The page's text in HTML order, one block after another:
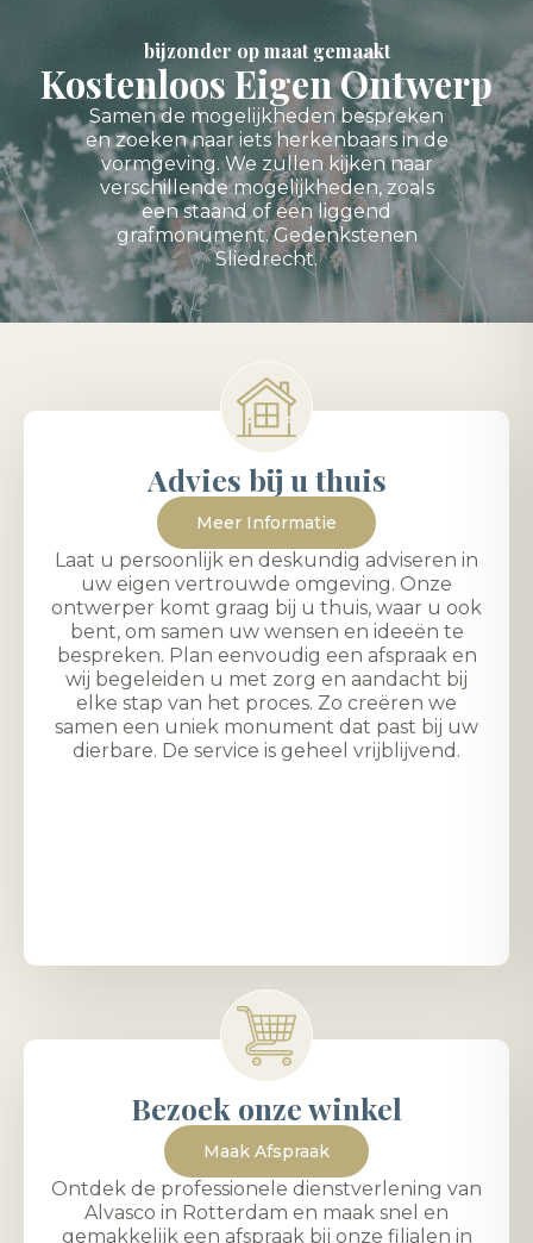
bijzonder op maat gemaakt
Kostenloos Eigen Ontwerp
Samen de mogelijkheden bespreken
en zoeken naar iets herkenbaars in de
vormgeving. We zullen kijken naar
verschillende mogelijkheden, zoals
een staand of een liggend
grafmonument. Gedenkstenen
Sliedrecht.
Advies bij u thuis
Meer Informatie
Laat u persoonlijk en deskundig adviseren in
uw eigen vertrouwde omgeving. Onze
ontwerper komt graag bij u thuis, waar u ook
bent, om samen uw wensen en ideeën te
bespreken. Plan eenvoudig een afspraak en
wij begeleiden u met zorg en aandacht bij
elke stap van het proces. Zo creëren we
samen een uniek monument dat past bij uw
dierbare. De service is geheel vrijblijvend.
Bezoek onze winkel
Maak Afspraak
Ontdek de professionele dienstverlening van
Alvasco in Rotterdam en maak snel en
gemakkelijk een afspraak bij onze filialen in